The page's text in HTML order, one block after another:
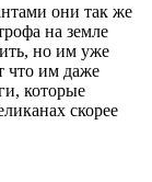
они так же
на земле
но им уже
что им даже
которые
скорее